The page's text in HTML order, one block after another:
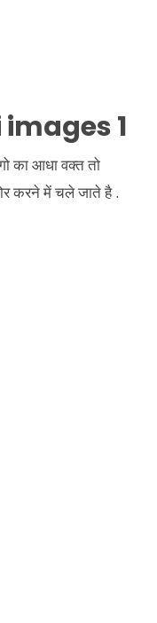
1
का आधा वक्त तो
करने में चले जाते है .